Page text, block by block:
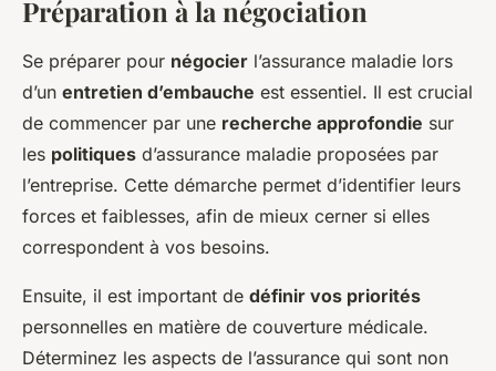
Préparation à la négociation
Se préparer pour négocier l’assurance maladie lors
d’un entretien d’embauche est essentiel. Il est crucial
de commencer par une recherche approfondie sur
les politiques d’assurance maladie proposées par
l’entreprise. Cette démarche permet d’identifier leurs
forces et faiblesses, afin de mieux cerner si elles
correspondent à vos besoins.
Ensuite, il est important de définir vos priorités
personnelles en matière de couverture médicale.
Déterminez les aspects de l’assurance qui sont non